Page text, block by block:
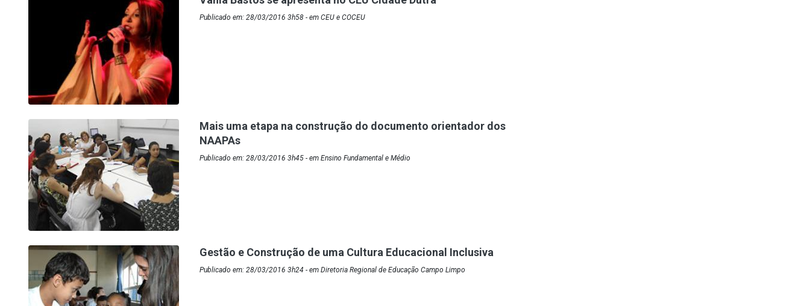
Publicado em: 28/03/2016 3h58 - em CEU e COCEU
Mais uma etapa na construção do documento orientador dos
NAAPAs
Publicado em: 28/03/2016 3h45 - em Ensino Fundamental e Médio
Gestão e Construção de uma Cultura Educacional Inclusiva
Publicado em: 28/03/2016 3h24 - em Diretoria Regional de Educação Campo Limpo